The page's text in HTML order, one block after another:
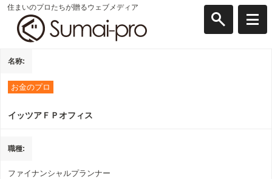
住まいのプロたちが贈るウェブメディア
名称
お金のプロ
イッツアＦＰオフィス
職種
ファイナンシャルプランナー